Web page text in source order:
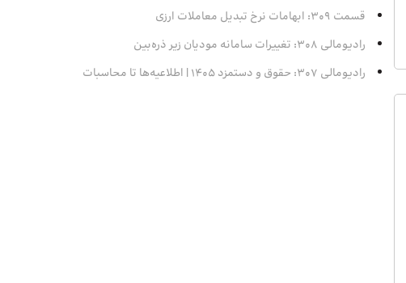
قسمت 309: ابهامات نرخ تبدیل معاملات ارزی
رادیومالی 308: تغییرات سامانه مودیان زیر ذره‌بین
رادیومالی 307: حقوق و دستمزد 1405 | اطلاعیه‌ها تا محاسبات